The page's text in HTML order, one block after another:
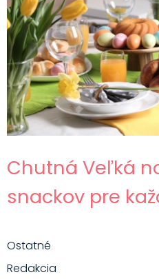
Chutná Veľká
snackov pre
Ostatné
Redakcia